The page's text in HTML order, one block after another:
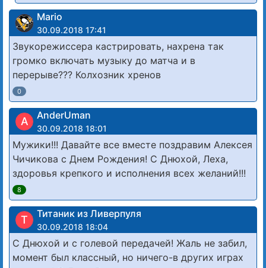
Mario
30.09.2018 17:41
Звукорежиссера кастрировать, нахрена так
громко включать музыку до матча и в
перерыве??? Колхозник хренов
0
A AnderUman
30.09.2018 18:01
Мужики!!! Давайте все вместе поздравим Алексея
Чичикова с Днем Рождения! С Днюхой, Леха,
здоровья крепкого и исполнения всех желаний!!!
8
Т Титаник из Ливерпуля
30.09.2018 18:04
С Днюхой и с голевой передачей! Жаль не забил,
момент был классный, но ничего-в других играх